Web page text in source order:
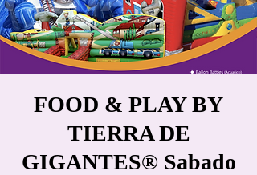
FOOD & PLAY BY
TIERRA DE
GIGANTES® Sabado